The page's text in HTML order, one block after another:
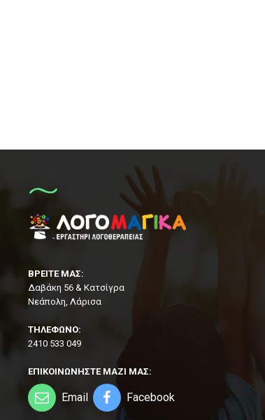
ΒΡΕΙΤΕ ΜΑΣ:
Δαβάκη 56 & Κατσίγρα
Νεάπολη, Λάρισα
ΤΗΛΕΦΩΝΟ:
2410 533 049
ΕΠΙΚΟΙΝΩΝΗΣΤΕ ΜΑΖΙ ΜΑΣ:
Email Facebook